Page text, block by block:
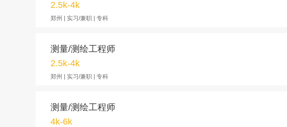
2.5k-4k
郑州 | 实习/兼职 | 专科
测量/测绘工程师
2.5k-4k
郑州 | 实习/兼职 | 专科
测量/测绘工程师
4k-6k